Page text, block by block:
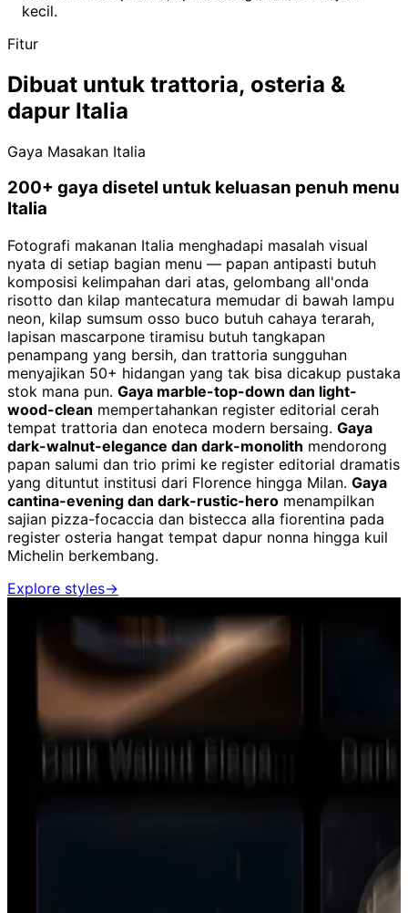
kecil.
Fitur
Dibuat untuk trattoria, osteria &
dapur Italia
Gaya Masakan Italia
200+ gaya disetel untuk keluasan penuh menu
Italia
Fotografi makanan Italia menghadapi masalah visual
nyata di setiap bagian menu — papan antipasti butuh
komposisi kelimpahan dari atas, gelombang all'onda
risotto dan kilap mantecatura memudar di bawah lampu
neon, kilap sumsum osso buco butuh cahaya terarah,
lapisan mascarpone tiramisu butuh tangkapan
penampang yang bersih, dan trattoria sungguhan
menyajikan 50+ hidangan yang tak bisa dicakup pustaka
stok mana pun. Gaya marble-top-down dan light-
wood-clean mempertahankan register editorial cerah
tempat trattoria dan enoteca modern bersaing. Gaya
dark-walnut-elegance dan dark-monolith mendorong
papan salumi dan trio primi ke register editorial dramatis
yang dituntut institusi dari Florence hingga Milan. Gaya
cantina-evening dan dark-rustic-hero menampilkan
sajian pizza-focaccia dan bistecca alla fiorentina pada
register osteria hangat tempat dapur nonna hingga kuil
Michelin berkembang.
Explore styles→